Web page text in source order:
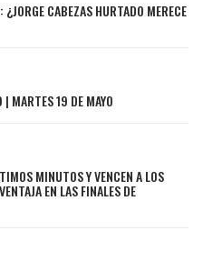
CABEZAS HURTADO MERECE
| MARTES 19 DE MAYO
MINUTOS Y VENCEN A LOS
EN LAS FINALES DE